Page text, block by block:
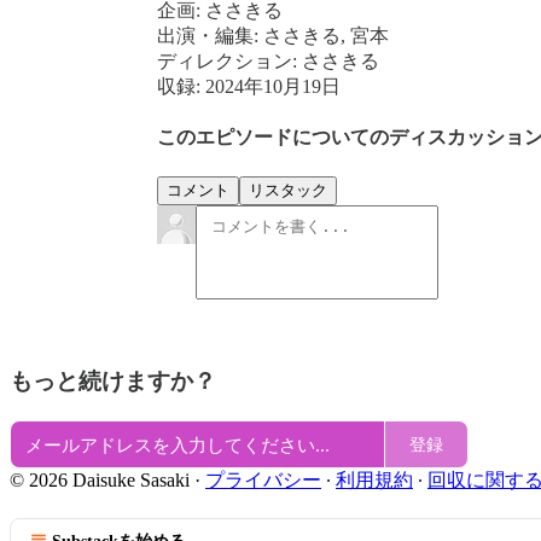
企画: ささきる
出演・編集: ささきる, 宮本
ディレクション: ささきる
収録: 2024年10月19日
このエピソードについてのディスカッショ
コメント リスタック
もっと続けますか？
登録
© 2026 Daisuke Sasaki · プライバシー ∙ 利用規約 ∙ 回収に関す